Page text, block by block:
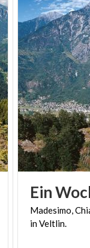
Ein
Madesimo,
inVeltlin.